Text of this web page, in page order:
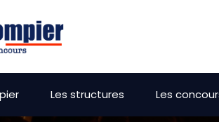
Les structures Les